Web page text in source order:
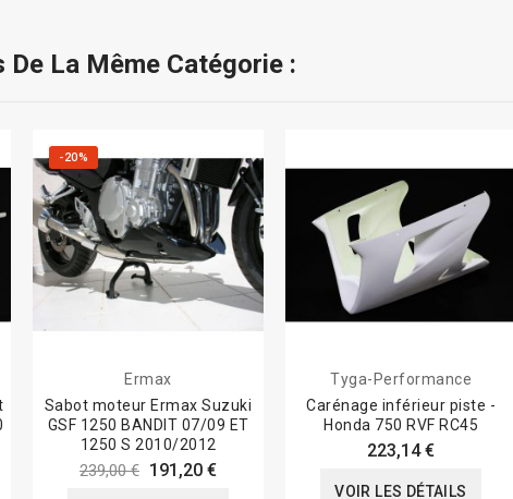
La Même Catégorie :
-20%
Ermax
Sabot moteur Ermax Suzuki
GSF 1250 BANDIT 07/09 ET
1250 S 2010/2012
239,00 € 191,20 €
Tyga-Performance
Carénage inférieur piste -
Honda 750 RVF RC45
223,14 €
VOIR LES DÉTAILS